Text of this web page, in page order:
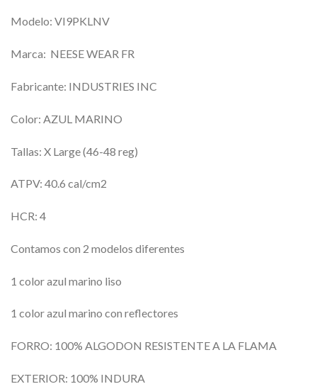
Modelo: VI9PKLNV
Marca: NEESE WEAR FR
Fabricante: INDUSTRIES INC
Color: AZUL MARINO
Tallas: X Large (46-48 reg)
ATPV: 40.6 cal/cm2
HCR: 4
Contamos con 2 modelos diferentes
1 color azul marino liso
1 color azul marino con reflectores
FORRO: 100% ALGODON RESISTENTE A LA FLAMA
EXTERIOR: 100% INDURA